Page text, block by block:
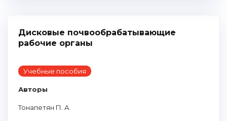
Дисковые почвообрабатывающие
рабочие органы
Учебные пособия
Авторы
Тонапетян П. А.